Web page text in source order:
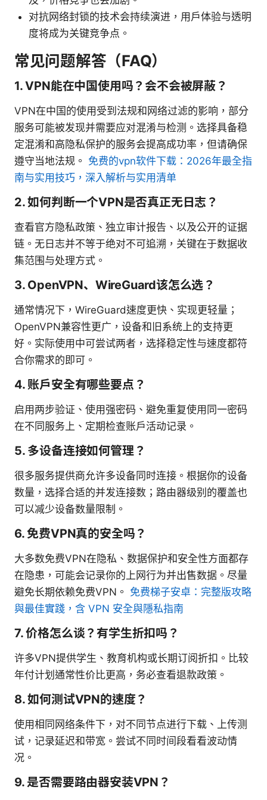
对抗网络封锁的技术会持续演进，用户体验与透明
度将成为关键竞争点。
常见问题解答（FAQ）
1. VPN能在中国使用吗？会不会被屏蔽？
VPN在中国的使用受到法规和网络过滤的影响，部分
服务可能被发现并需要应对混淆与检测。选择具备稳
定混淆和高隐私保护的服务会提高成功率，但请确保
遵守当地法规。 免费的vpn软件下载：2026年最全指
南与实用技巧，深入解析与实用清单
2. 如何判断一个VPN是否真正无日志？
查看官方隐私政策、独立审计报告、以及公开的证据
链。无日志并不等于绝对不可追溯，关键在于数据收
集范围与处理方式。
3. OpenVPN、WireGuard该怎么选？
通常情况下，WireGuard速度更快、实现更轻量；
OpenVPN兼容性更广，设备和旧系统上的支持更
好。实际使用中可尝试两者，选择稳定性与速度都符
合你需求的即可。
4. 账户安全有哪些要点？
启用两步验证、使用强密码、避免重复使用同一密码
在不同服务上、定期检查账户活动记录。
5. 多设备连接如何管理？
很多服务提供商允许多设备同时连接。根据你的设备
数量，选择合适的并发连接数；路由器级别的覆盖也
可以减少设备数量限制。
6. 免费VPN真的安全吗？
大多数免费VPN在隐私、数据保护和安全性方面都存
在隐患，可能会记录你的上网行为并出售数据。尽量
避免长期依赖免费VPN。 免费梯子安卓：完整版攻略
與最佳實踐，含 VPN 安全與隱私指南
7. 价格怎么谈？有学生折扣吗？
许多VPN提供学生、教育机构或长期订阅折扣。比较
年付计划通常性价比更高，务必查看退款政策。
8. 如何测试VPN的速度？
使用相同网络条件下，对不同节点进行下载、上传测
试，记录延迟和带宽。尝试不同时间段看看波动情
况。
9. 是否需要路由器安装VPN？